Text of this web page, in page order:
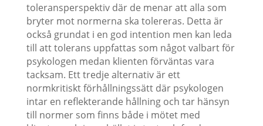
toleransperspektiv där de menar att alla som
bryter mot normerna ska tolereras. Detta är
också grundat i en god intention men kan leda
till att tolerans uppfattas som något valbart för
psykologen medan klienten förväntas vara
tacksam. Ett tredje alternativ är ett
normkritiskt förhållningssätt där psykologen
intar en reflekterande hållning och tar hänsyn
till normer som finns både i mötet med